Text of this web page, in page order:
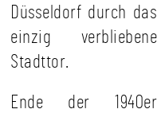
Düsseldorf durch das
einzig verbliebene
Stadttor.
Ende der 1940er